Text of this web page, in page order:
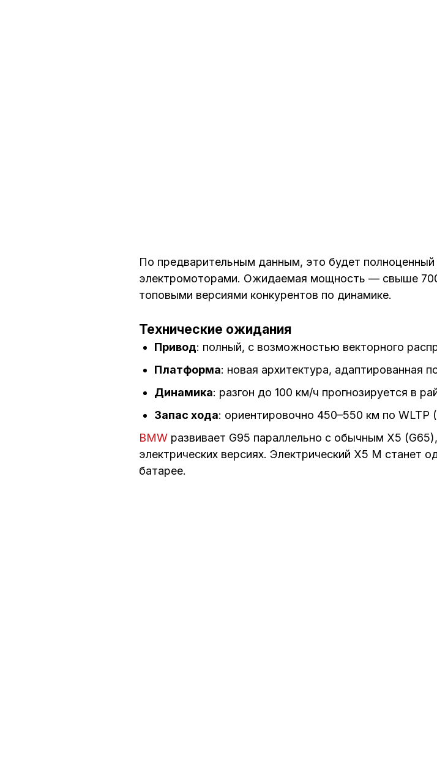
По предварительным данным, это будет полноценный
электромоторами. Ожидаемая мощность — свыше
топовыми версиями конкурентов по динамике.
Технические ожидания
Привод: полный, с возможностью векторного
Платформа: новая архитектура, адаптированная
Динамика: разгон до 100 км/ч прогнозируется в
Запас хода: ориентировочно 450–550 км по
BMW развивает G95 параллельно с обычным X5
электрических версиях. Электрический X5 M станет
батарее.